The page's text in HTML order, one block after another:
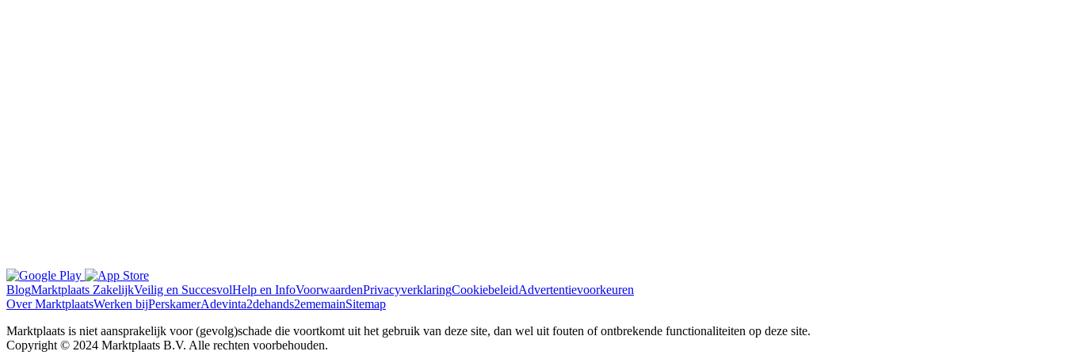
BlogMarktplaats ZakelijkVeilig en SuccesvolHelp en InfoVoorwaardenPrivacyverklaringCookiebeleidAdvertentievoorkeuren
Over MarktplaatsWerken bijPerskamerAdevinta2dehands2ememainSitemap
Marktplaats is niet aansprakelijk voor (gevolg)schade die voortkomt uit het gebruik van deze site, dan wel uit fouten of ontbrekende functionaliteiten op deze site.
Copyright © 2024 Marktplaats B.V. Alle rechten voorbehouden.